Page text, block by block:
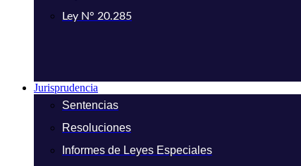
Ley N° 20.285
Jurisprudencia
Sentencias
Resoluciones
Informes de Leyes Especiales